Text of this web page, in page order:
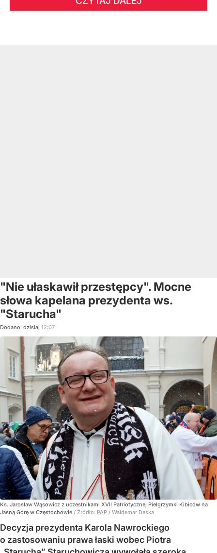
"Nie ułaskawił przestępcy". Mocne
słowa kapelana prezydenta ws.
"Starucha"
Dodano: dzisiaj 12:07
Ks. Jarosław Wąsowicz z uczestnikami XVII Patriotycznej Pielgrzymki Kibiców na
Jasną Górę w Częstochowie / Źródło: PAP / Waldemar Deska
Decyzja prezydenta Karola Nawrockiego
o zastosowaniu prawa łaski wobec Piotra